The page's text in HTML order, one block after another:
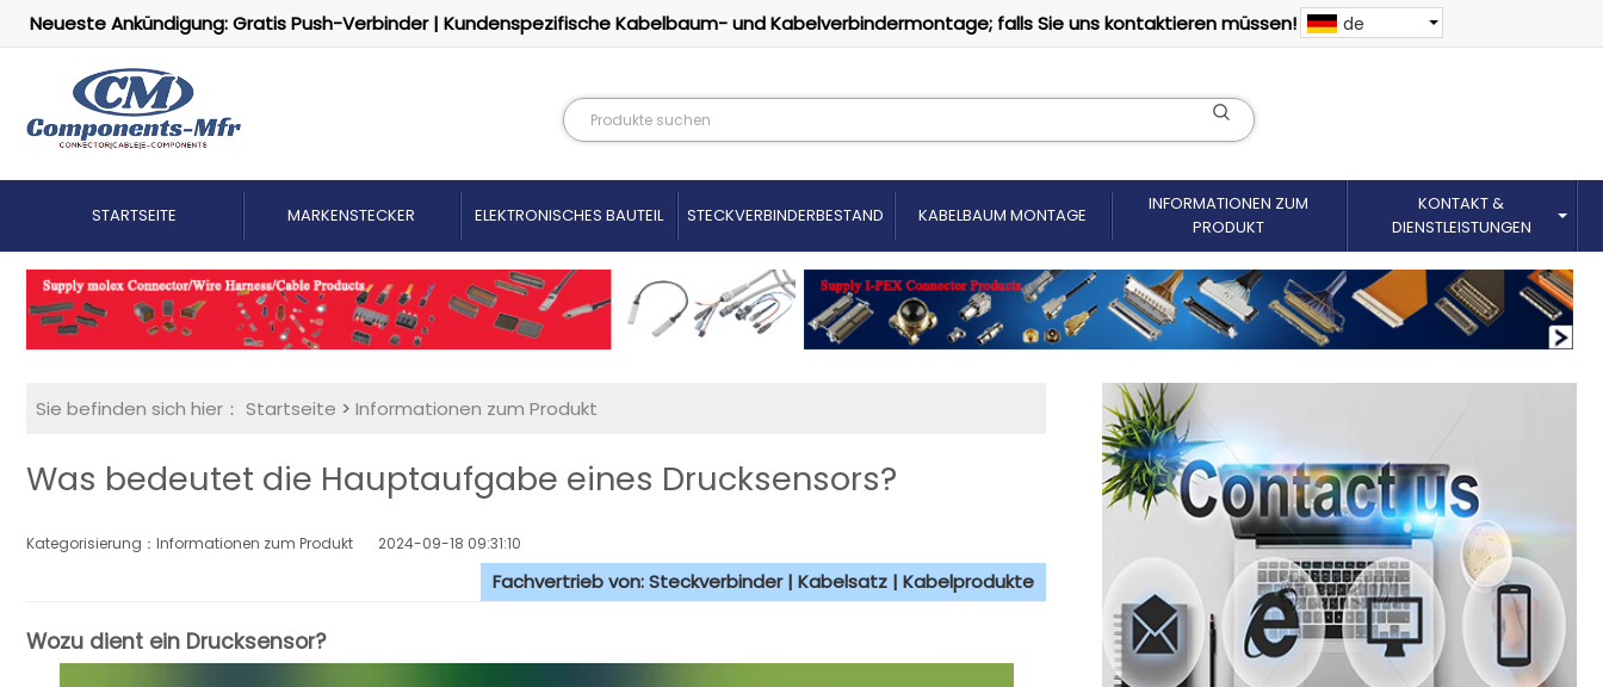
Neueste Ankündigung: Gratis Push-Verbinder | Kundenspezifische Kabelbaum- und Kabelverbindermontage; falls Sie uns kontaktieren müssen! de
STARTSEITE MARKENSTECKER ELEKTRONISCHES BAUTEIL STECKVERBINDERBESTAND KABELBAUM MONTAGE
INFORMATIONEN ZUM
PRODUKT
KONTAKT &
DIENSTLEISTUNGEN
Sie befinden sich hier： Startseite > Informationen zum Produkt
Was bedeutet die Hauptaufgabe eines Drucksensors?
Kategorisierung：Informationen zum Produkt 2024-09-18 09:31:10
Fachvertrieb von: Steckverbinder | Kabelsatz | Kabelprodukte
Wozu dient ein Drucksensor?